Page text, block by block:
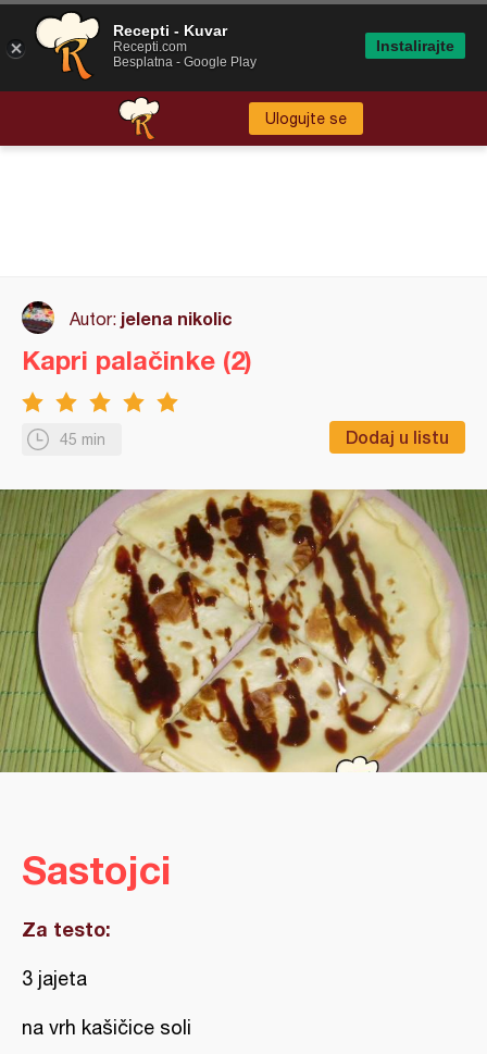
Ulogujte se
Autor: jelena nikolic
45 min Dodaj u listu
Kapri palačinke (2)
Sastojci
Za testo:
3 jajeta
na vrh kašičice soli
Recepti - Kuvar
Recepti.com
Besplatna - Google Play
Instalirajte